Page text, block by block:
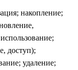
накопление;
доступ);
удаление;